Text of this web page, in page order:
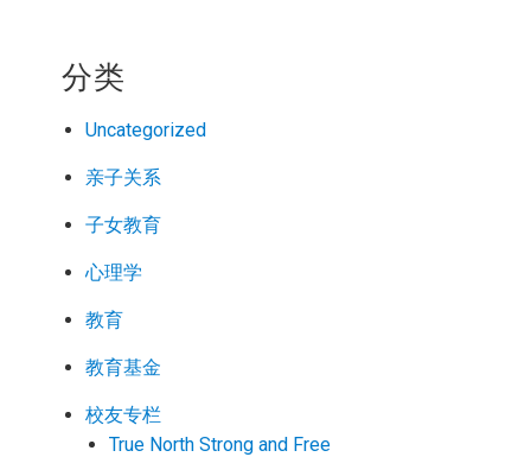
分类
Uncategorized
亲子关系
子女教育
心理学
教育
教育基金
校友专栏
True North Strong and Free